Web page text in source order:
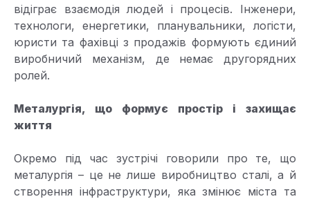
відіграє взаємодія людей і процесів. Інженери,
технологи, енергетики, планувальники, логісти,
юристи та фахівці з продажів формують єдиний
виробничий механізм, де немає другорядних
ролей.
Металургія, що формує простір і захищає
життя
Окремо під час зустрічі говорили про те, що
металургія – це не лише виробництво сталі, а й
створення інфраструктури, яка змінює міста та